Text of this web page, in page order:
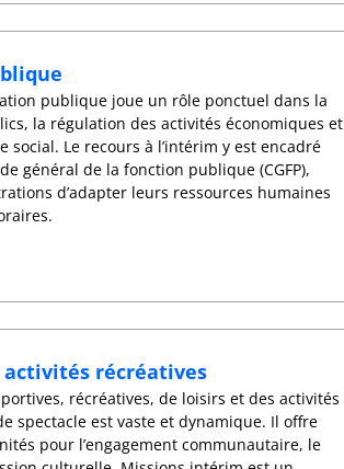
publique joue un rôle ponctuel dans la
la régulation des activités économiques et
Le recours à l’intérim y est encadré
général de la fonction publique (CGFP),
d’adapter leurs ressources humaines
récréatives
récréatives, de loisirs et des activités
spectacle est vaste et dynamique. Il offre
pour l’engagement communautaire, le